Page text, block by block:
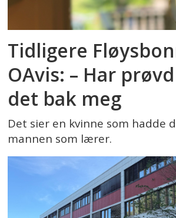
Tidligere
OAvis: – Har
det bak meg
Det sier en kvinne som hadde
mannen som lærer.